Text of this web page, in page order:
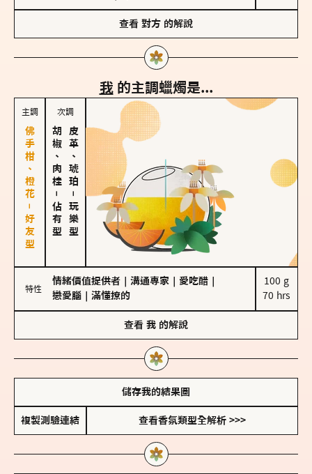
查看 對方 的解說
我 的主調蠟燭是...
主調
佛手柑、橙花－好友型
次調
胡椒、肉桂
－
佔有型
皮革、琥珀
－
玩樂型
特性
情緒價值提供者 溝通專家 愛吃醋
戀愛腦
滿懂撩的
100 g
70 hrs
查看 我 的解說
儲存我的結果圖
複製測驗連結 查看香氛類型全解析 >>>